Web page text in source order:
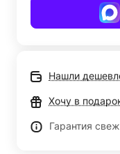
Нашли
Хочу в
Гарантия